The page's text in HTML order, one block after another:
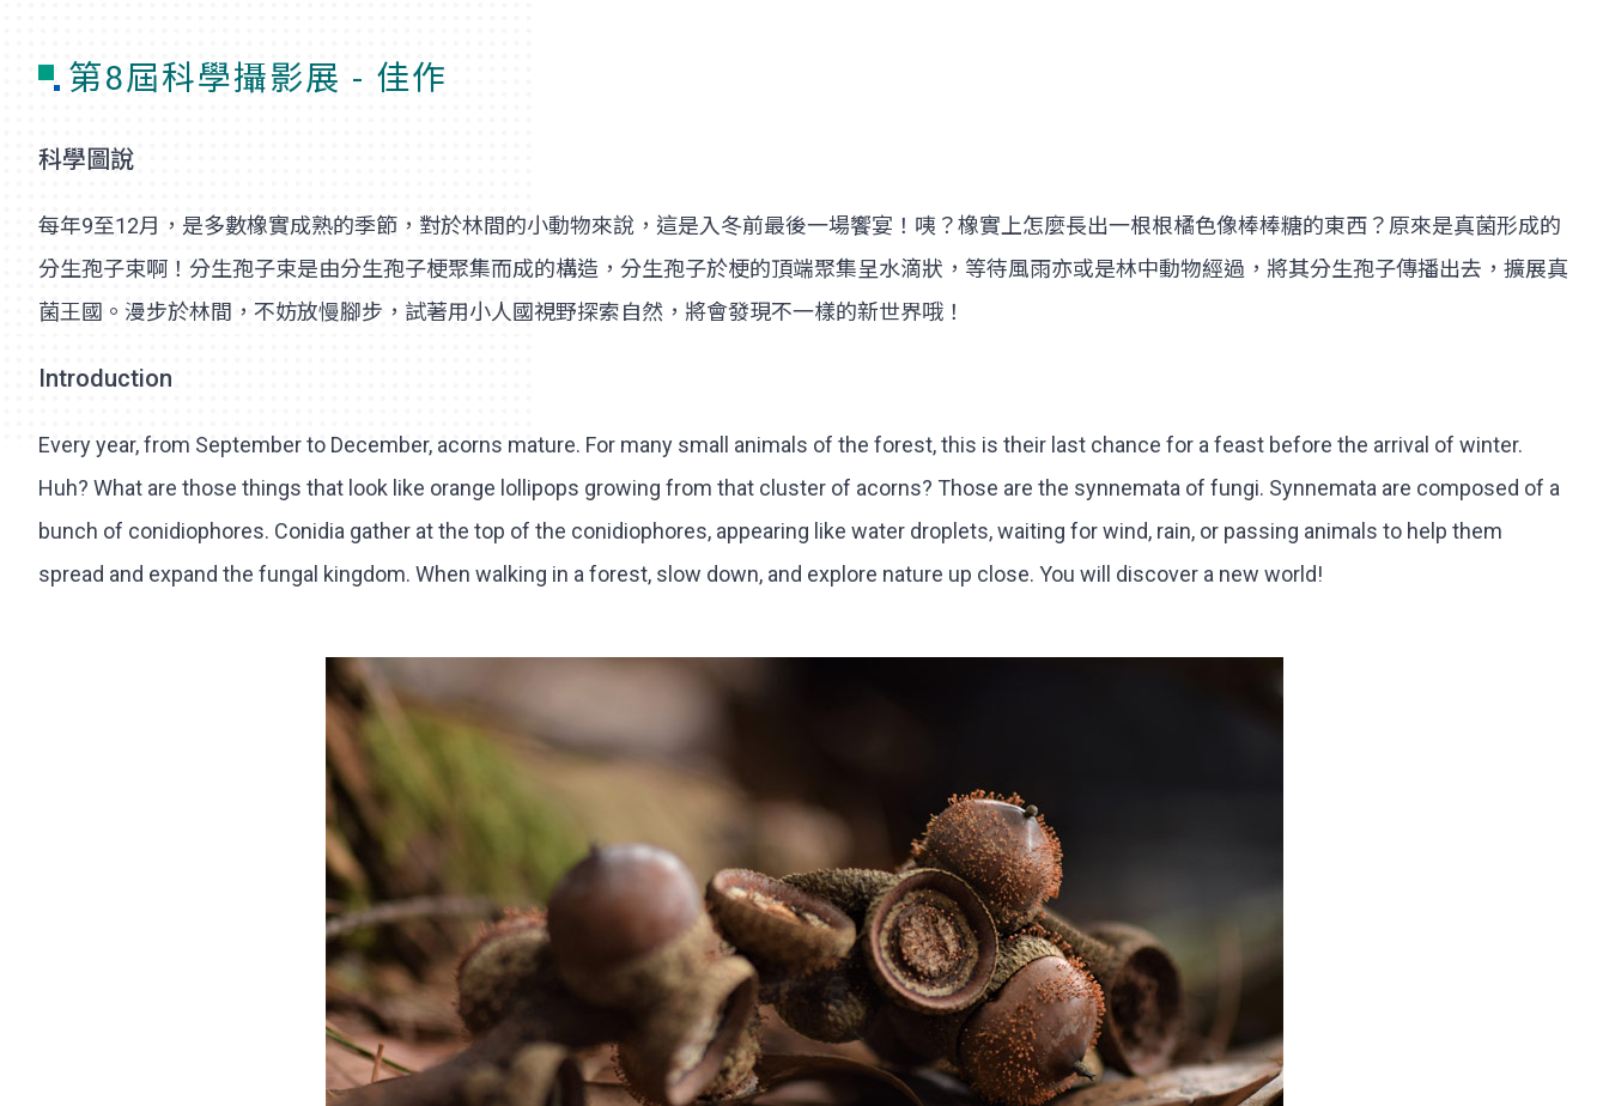
第8屆科學攝影展 - 佳作
科學圖說
每年9至12月，是多數橡實成熟的季節，對於林間的小動物來說，這是入冬前最後一場饗宴！咦？橡實上怎麼長出一根根橘色像棒棒糖的東西？原來是真菌形成的
分生孢子束啊！分生孢子束是由分生孢子梗聚集而成的構造，分生孢子於梗的頂端聚集呈水滴狀，等待風雨亦或是林中動物經過，將其分生孢子傳播出去，擴展真
菌王國。漫步於林間，不妨放慢腳步，試著用小人國視野探索自然，將會發現不一樣的新世界哦！
Introduction
Every year, from September to December, acorns mature. For many small animals of the forest, this is their last chance for a feast before the arrival of winter.
Huh? What are those things that look like orange lollipops growing from that cluster of acorns? Those are the synnemata of fungi. Synnemata are composed of a
bunch of conidiophores. Conidia gather at the top of the conidiophores, appearing like water droplets, waiting for wind, rain, or passing animals to help them
spread and expand the fungal kingdom. When walking in a forest, slow down, and explore nature up close. You will discover a new world!